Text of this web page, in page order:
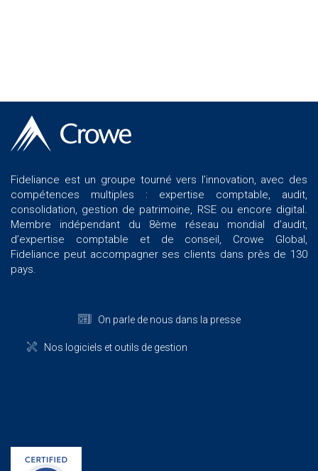
Fideliance est un groupe tourné vers l’innovation, avec des
compétences multiples : expertise comptable, audit,
consolidation, gestion de patrimoine, RSE ou encore digital.
Membre indépendant du 8ème réseau mondial d’audit,
d’expertise comptable et de conseil, Crowe Global,
Fideliance peut accompagner ses clients dans près de 130
pays.
On parle de nous dans la presse
Nos logiciels et outils de gestion